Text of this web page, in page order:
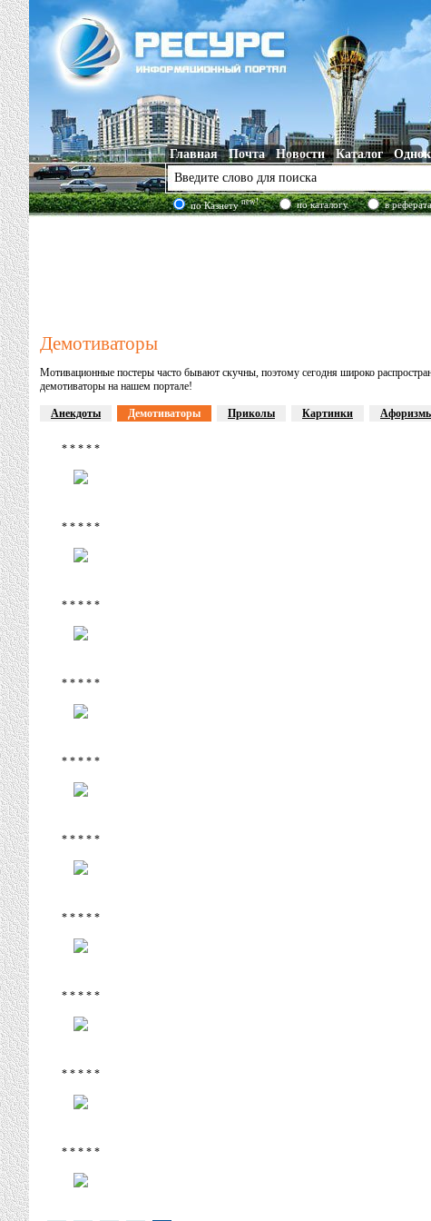
Главная Почта Новости Каталог
по Казнетуnew! по каталогу в
Демотиваторы
Мотивационные постеры часто бывают скучны, поэтому сегодня широко
демотиваторы на нашем портале!
Анекдоты Демотиваторы Приколы Картинки
* * * * *
* * * * *
* * * * *
* * * * *
* * * * *
* * * * *
* * * * *
* * * * *
* * * * *
* * * * *